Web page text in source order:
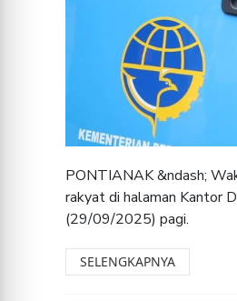
PONTIANAK &ndash;
rakyat di halaman Kantor
(29/09/2025) pagi.
SELENGKAPNYA